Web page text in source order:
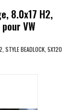
8.0x17 H2,
VW
STYLE BEADLOCK, 5X120